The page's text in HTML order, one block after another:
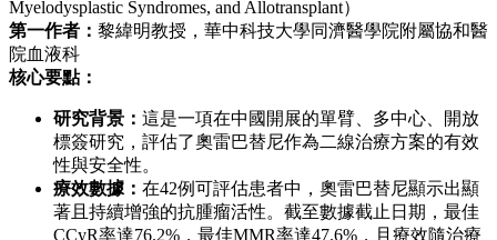
此項研究在2026 ASCO年會上展示的核心要點如下：
Updated efficacy and safety of Olverembatinib (HQP1351) as
second-line therapy in patients with chronic-phase chronic
myeloid leukemia (CP-CML)
奧雷巴替尼（HQP1351）二線治療慢性期慢性髓細胞白血病
CP-CML）患者的最新療效和安全性數據
摘要編號：6510
展示形式：快速口頭報告
分會場標題：血液系統惡性腫瘤——白血病、骨髓增生異常綜
合征及同種異體移植（Hematologic Malignancies—Leukemia,